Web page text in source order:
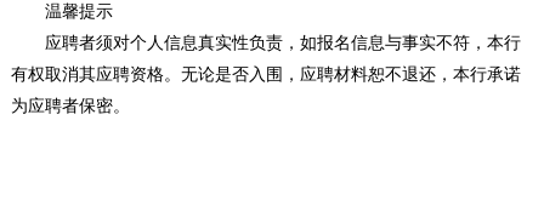
温馨提示
应聘者须对个人信息真实性负责，如报名信息与事实不符，本行
有权取消其应聘资格。无论是否入围，应聘材料恕不退还，本行承诺
为应聘者保密。